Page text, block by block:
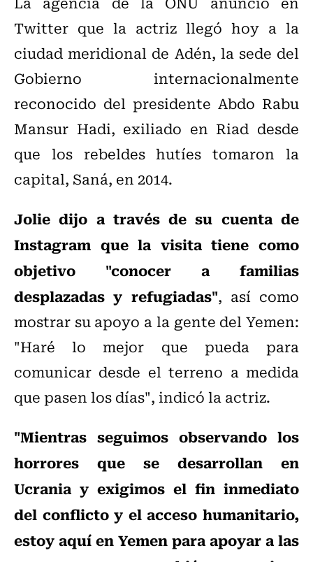
Twitter que la actriz llegó hoy a la
ciudad meridional de Adén, la sede del
Gobierno internacionalmente
reconocido del presidente Abdo Rabu
Mansur Hadi, exiliado en Riad desde
que los rebeldes hutíes tomaron la
capital, Saná, en 2014.
Jolie dijo a través de su cuenta de
Instagram que la visita tiene como
objetivo "conocer a familias
desplazadas y refugiadas", así como
mostrar su apoyo a la gente del Yemen:
"Haré lo mejor que pueda para
comunicar desde el terreno a medida
que pasen los días", indicó la actriz.
"Mientras seguimos observando los
horrores que se desarrollan en
Ucrania y exigimos el fin inmediato
del conflicto y el acceso humanitario,
estoy aquí en Yemen para apoyar a las